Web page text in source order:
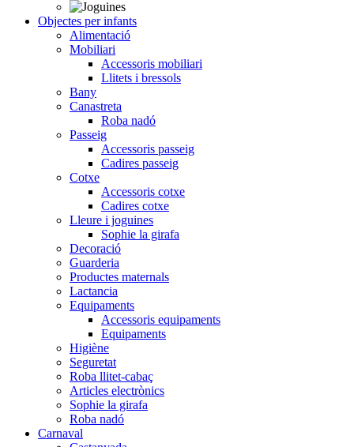
Objectes per infants
Alimentació
Mobiliari
Accessoris mobiliari
Llitets i bressols
Bany
Canastreta
Roba nadó
Passeig
Accessoris passeig
Cadires passeig
Cotxe
Accessoris cotxe
Cadires cotxe
Lleure i joguines
Sophie la girafa
Decoració
Guarderia
Productes maternals
Lactancia
Equipaments
Accessoris equipaments
Equipaments
Higiène
Seguretat
Roba llitet-cabaç
Articles electrònics
Sophie la girafa
Roba nadó
Carnaval